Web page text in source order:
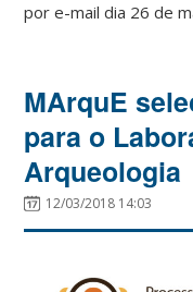
por e-mail dia 26 de
MArquE
para o
Arqueologia
12/03/2018 14:03